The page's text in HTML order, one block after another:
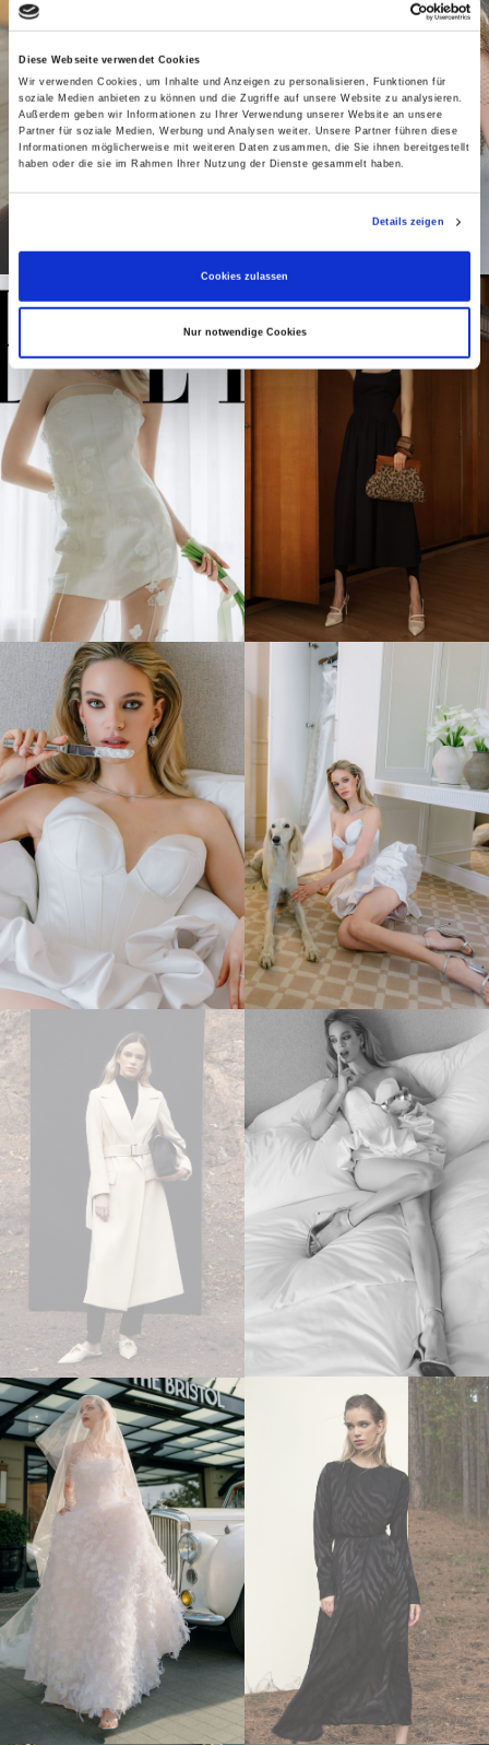
Diese Webseite verwendet Cookies
Wir verwenden Cookies, um Inhalte und Anzeigen zu personalisieren, Funktionen für
soziale Medien anbieten zu können und die Zugriffe auf unsere Website zu analysieren.
Außerdem geben wir Informationen zu Ihrer Verwendung unserer Website an unsere
Partner für soziale Medien, Werbung und Analysen weiter. Unsere Partner führen diese
Informationen möglicherweise mit weiteren Daten zusammen, die Sie ihnen bereitgestellt
haben oder die sie im Rahmen Ihrer Nutzung der Dienste gesammelt haben.
Details zeigen
Cookies zulassen
Nur notwendige Cookies